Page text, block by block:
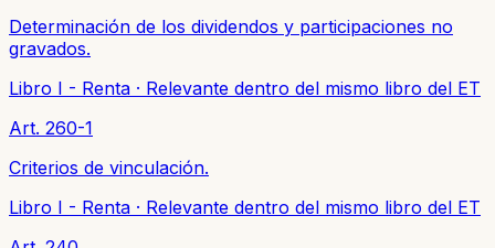
Determinación de los dividendos y participaciones no
gravados.
Libro I - Renta · Relevante dentro del mismo libro del ET
Art. 260-1
Criterios de vinculación.
Libro I - Renta · Relevante dentro del mismo libro del ET